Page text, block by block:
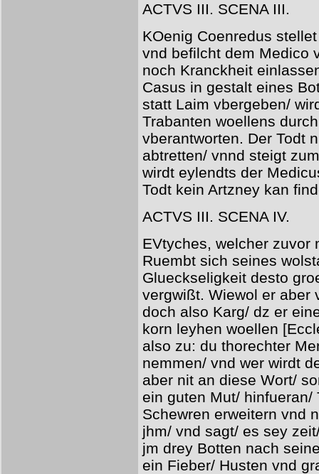
ACTVS III. SCENA III.
KOenig Coenredus
vnd befilcht dem Medico
noch Kranckheit
Casus in gestalt eines
statt Laim vbergeben/
Trabanten woellens
vberantworten. Der Todt
abtretten/ vnnd steigt
wirdt eylendts der
Todt kein Artzney kan
ACTVS III. SCENA IV.
EVtyches, welcher zuvor
Ruembt sich seines
Glueckseligkeit desto
vergwißt. Wiewol er aber
doch also Karg/ dz er
korn leyhen woellen
also zu: du thorechter
nemmen/ vnd wer wirdt
aber nit an diese Wort/
ein guten Mut/
Schewren erweitern vnd
jhm/ vnd sagt/ es sey
jm drey Botten nach
ein Fieber/ Husten vnd